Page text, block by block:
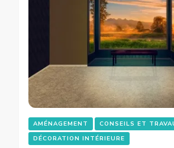
AMÉNAGEMENT
CONSEILS ET
DÉCORATION INTÉRIEURE